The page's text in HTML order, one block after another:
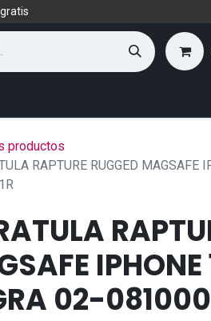
productos
RAPTURE RUGGED
02-